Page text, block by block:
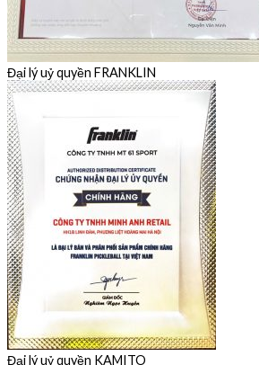
Đại lý uỷ quyền FRANKLIN
Đại lý uỷ quyền KAMITO